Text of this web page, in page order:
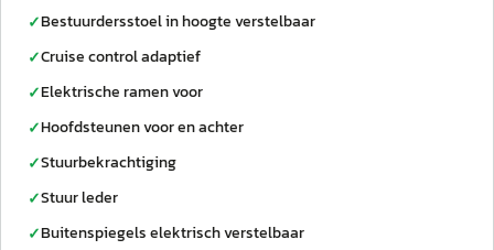
✓Bestuurdersstoel in hoogte verstelbaar
✓Cruise control adaptief
✓Elektrische ramen voor
✓Hoofdsteunen voor en achter
✓Stuurbekrachtiging
✓Stuur leder
✓Buitenspiegels elektrisch verstelbaar